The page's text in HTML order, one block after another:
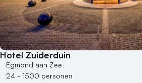
Hotel Zuiderduin
Egmond aan Zee
24 - 1500 personen